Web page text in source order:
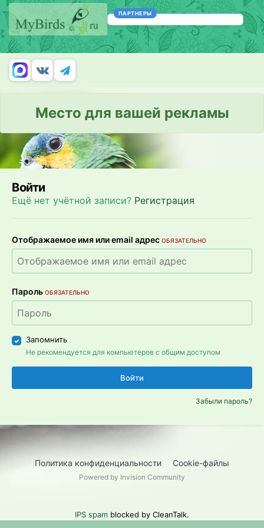
ПАРТНЕРЫ
Место для вашей рекламы
Войти
Ещё нет учётной записи? Регистрация
Отображаемое имя или email адрес ОБЯЗАТЕЛЬНО
Пароль ОБЯЗАТЕЛЬНО
Запомнить
Не рекомендуется для компьютеров с общим доступом
Войти
Забыли пароль?
Политика конфиденциальности Cookie-файлы
Powered by Invision Community
IPS spam blocked by CleanTalk.